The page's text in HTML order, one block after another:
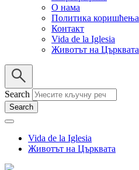
О нама
Политика коришћења
Контакт
Vida de la Iglesia
Животът на Църквата
Search
Vida de la Iglesia
Животът на Църквата